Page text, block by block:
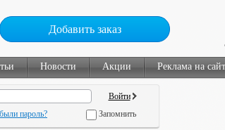
Добавить заказ
Новости Акции Реклама на
пароль? Запомнить